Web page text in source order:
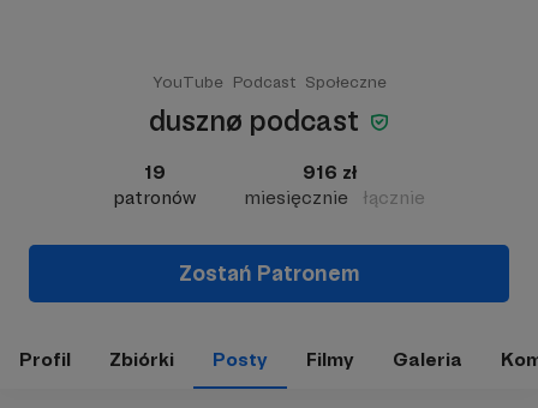
YouTube Podcast Społeczne
dusznø podcast
19
patronów
916 zł
miesięcznie
łącznie
Zostań Patronem
Profil Zbiórki Posty Filmy Galeria